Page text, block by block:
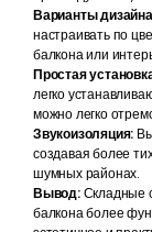
Варианты
настраивать по
балкона или
Простая
легко
можно легко
Звукоизоляция:
создавая более
шумных районах.
Вывод:Складные
балкона более